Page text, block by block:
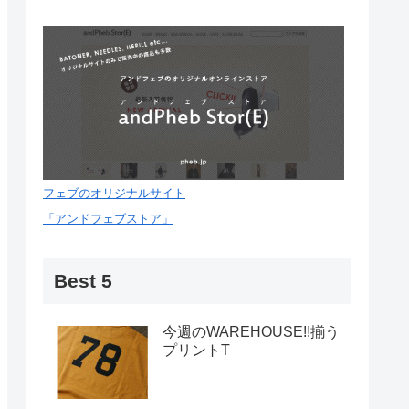
フェブのオリジナルサイト
「アンドフェブストア」
Best 5
今週のWAREHOUSE!!揃う
プリントT